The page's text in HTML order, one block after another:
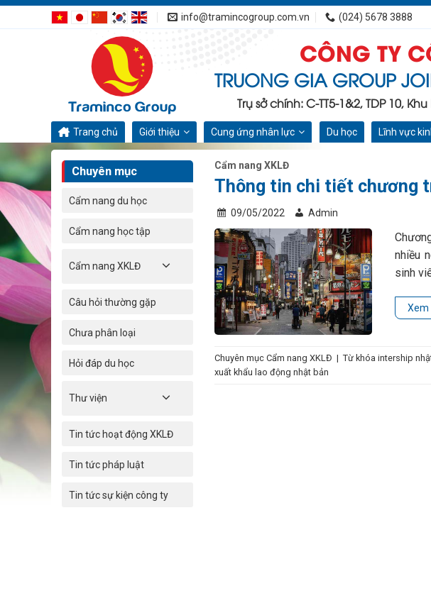
Bỏ
qua
info@tramincogroup.com.vn (024) 5678 3888
CÔNG TY
TRUONG GIA GROUP
Trụ sở chính: C-TT5-1&2, TDP 10,
Trang chủ Giới thiệu Cung ứng nhân lực Du học Lĩnh vực
Chuyên mục
Cẩm nang du học
Cẩm nang học tập
Cẩm nang XKLĐ
Câu hỏi thường gặp
Chưa phân loại
Hỏi đáp du học
Thư viện
Tin tức hoạt động XKLĐ
Tin tức pháp luật
Tin tức sự kiện công ty
Cẩm nang XKLĐ
Thông tin chi tiết chương
09/05/2022 Admin
nhiều
sinh
Xem
Chuyên mục Cẩm nang XKLĐ | Từ khóa intership
xuất khẩu lao động nhật bản